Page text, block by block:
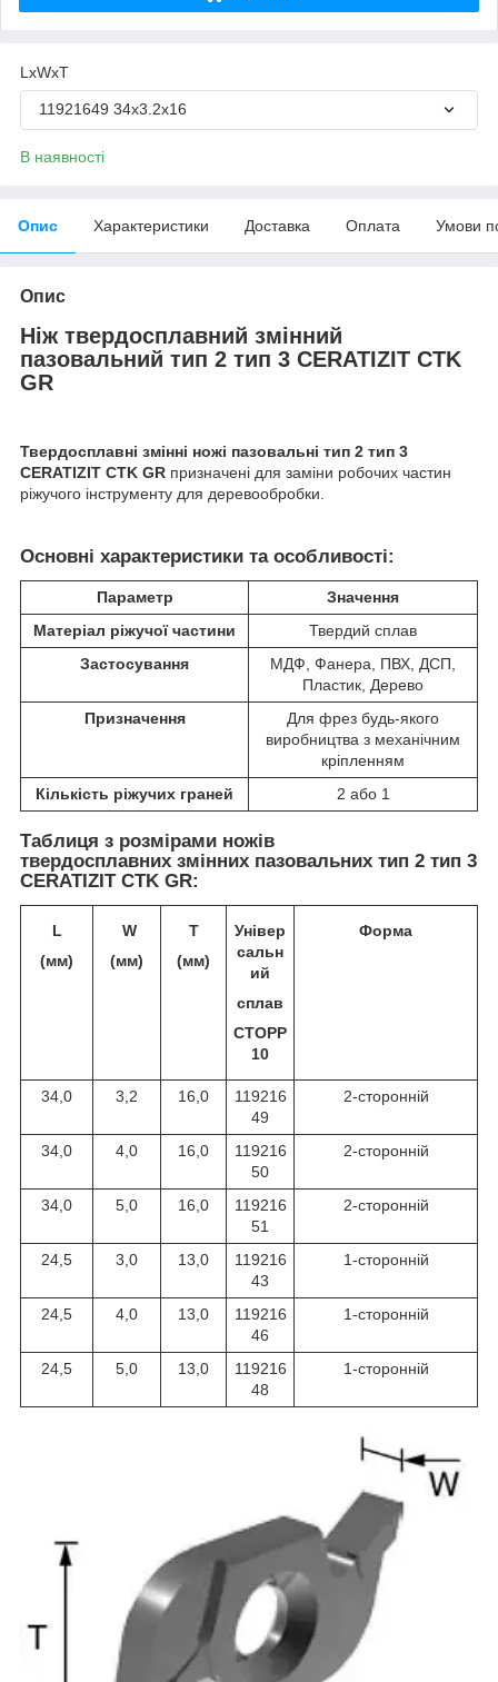
LxWxT
11921649 34х3.2х16
В наявності
Опис Характеристики Доставка Оплата Умови
Опис
Ніж твердосплавний змінний
пазовальний тип 2 тип 3 CERATIZIT CTK
GR
Твердосплавні змінні ножі пазовальні тип 2 тип 3
CERATIZIT CTK GR призначені для заміни робочих частин
ріжучого інструменту для деревообробки.
Основні характеристики та особливості:
Параметр
Значення
Матеріал ріжучої частини
Твердий сплав
Застосування
МДФ, Фанера, ПВХ, ДСП,
Пластик, Дерево
Призначення
Для фрез будь-якого
виробництва з механічним
кріпленням
Кількість ріжучих граней
2 або 1
Таблиця з розмірами ножів
твердосплавних змінних пазовальних тип 2 тип 3
CERATIZIT CTK GR:
L
(мм)
W
(мм)
T
(мм)
Універ
сальн
ий
сплав
CTOPP
10
Форма
34,0 3,2 16,0
119216
49
2-сторонній
34,0 4,0 16,0
119216
50
2-сторонній
34,0 5,0 16,0
119216
51
2-сторонній
24,5 3,0 13,0
119216
43
1-сторонній
24,5 4,0 13,0
119216
46
1-сторонній
24,5 5,0 13,0
119216
48
1-сторонній